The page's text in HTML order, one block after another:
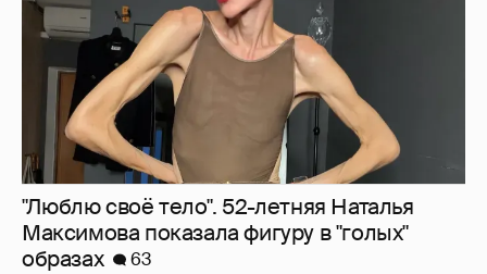
"Люблю своё тело". 52-летняя Наталья
Максимова показала фигуру в "голых"
образах
63